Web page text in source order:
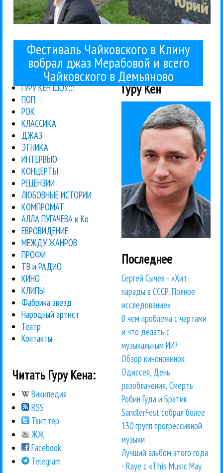
Фестиваль Чайковского в Клину
вобрал джаз Мерабовой и всего
Чайковского в Демьяново
ГУРУ КЕН ШОУ:::
ПОП
РОК
КЛАССИКА
ДЖАЗ
ЭТНИКА
ИНТЕРВЬЮ
КОНЦЕРТЫ
РЕЦЕНЗИИ
ЛЮБОВНЫЕ ИСТОРИИ
КОМПРОМАТ
АЛЛА ПУГАЧЕВА и Ко
ЕВРОВИДЕНИЕ
МЕЖДУ ЖАНРОВ
ПРОФИ
ТВ и РАДИО
КИНО
КЛИПЫ
Фабрика звезд
Народный артист
Театр
Контакты
Читать Гуру Кена:
Википедия
RSS
Твиттер
ЖЖ
Facebook
Telegram
Гуру Кен
Последнее
Сергей Сычёв - «Хит-
парады в СССР. Полное
исследование»
В чем проблема с чартами
и что делать с
музыкальным ИИ?
Обзор киноновинок:
Одиссея, День
разоблачения, Смерть
Робин Гуда и Братик
SandlerFest собрал более
130 групп прогрессивной
музыки
Лучший альбом этого года
- Raye с «This Music May